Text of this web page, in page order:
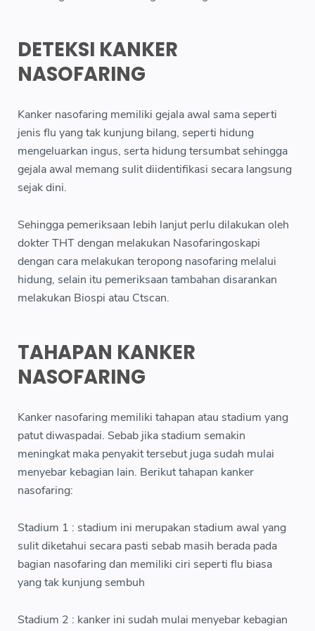
DETEKSI KANKER
NASOFARING
Kanker nasofaring memiliki gejala awal sama seperti
jenis flu yang tak kunjung bilang, seperti hidung
mengeluarkan ingus, serta hidung tersumbat sehingga
gejala awal memang sulit diidentifikasi secara langsung
sejak dini.
Sehingga pemeriksaan lebih lanjut perlu dilakukan oleh
dokter THT dengan melakukan Nasofaringoskapi
dengan cara melakukan teropong nasofaring melalui
hidung, selain itu pemeriksaan tambahan disarankan
melakukan Biospi atau Ctscan.
TAHAPAN KANKER
NASOFARING
Kanker nasofaring memiliki tahapan atau stadium yang
patut diwaspadai. Sebab jika stadium semakin
meningkat maka penyakit tersebut juga sudah mulai
menyebar kebagian lain. Berikut tahapan kanker
nasofaring:
Stadium 1 : stadium ini merupakan stadium awal yang
sulit diketahui secara pasti sebab masih berada pada
bagian nasofaring dan memiliki ciri seperti flu biasa
yang tak kunjung sembuh
Stadium 2 : kanker ini sudah mulai menyebar kebagian